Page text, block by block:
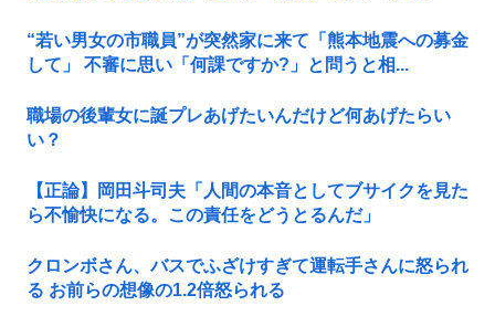
“若い男女の市職員”が突然家に来て「熊本地震への募金
して」 不審に思い「何課ですか?」と問うと相...
職場の後輩女に誕プレあげたいんだけど何あげたらい
い？
【正論】岡田斗司夫「人間の本音としてブサイクを見た
ら不愉快になる。この責任をどうとるんだ」
クロンボさん、バスでふざけすぎて運転手さんに怒られ
る お前らの想像の1.2倍怒られる